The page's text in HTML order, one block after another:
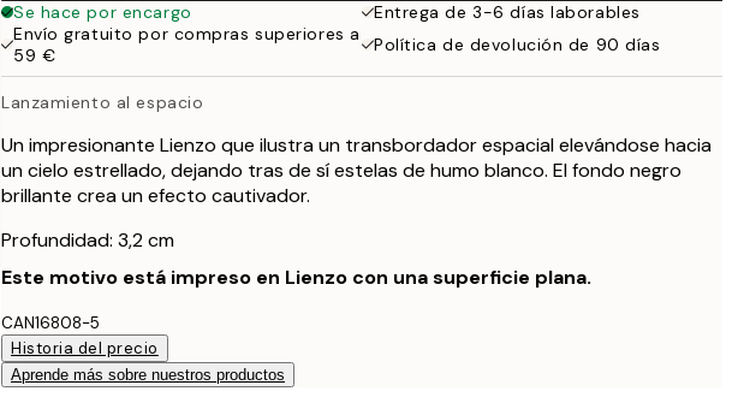
Se hace por encargo
Entrega de 3-6 días laborables
Envío gratuito por compras superiores a
59 €
Política de devolución de 90 días
Lanzamiento al espacio
Un impresionante Lienzo que ilustra un transbordador espacial elevándose hacia
un cielo estrellado, dejando tras de sí estelas de humo blanco. El fondo negro
brillante crea un efecto cautivador.
Profundidad: 3,2 cm
Este motivo está impreso en Lienzo con una superficie plana.
CAN16808-5
Historia del precio
Aprende más sobre nuestros productos